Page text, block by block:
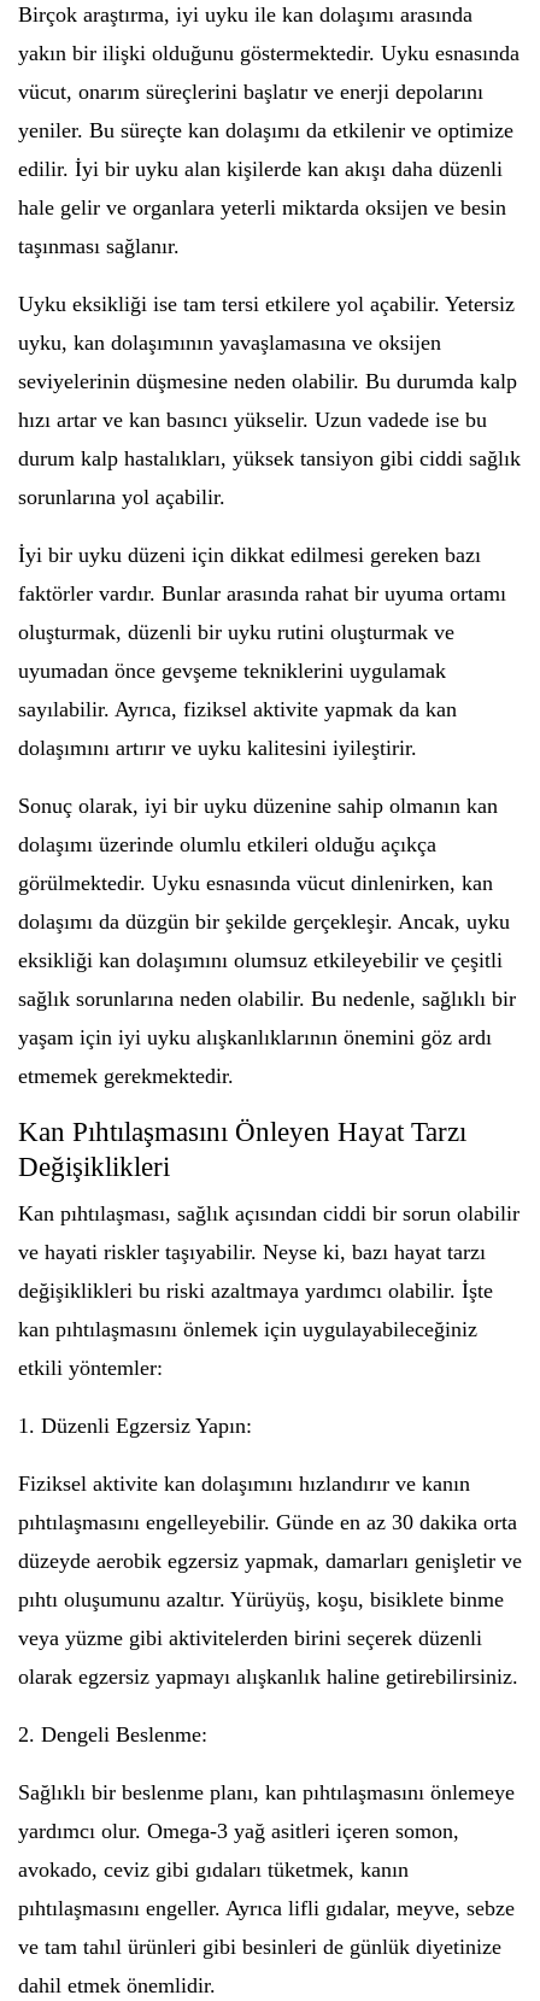
Birçok araştırma, iyi uyku ile kan dolaşımı arasında
yakın bir ilişki olduğunu göstermektedir. Uyku esnasında
vücut, onarım süreçlerini başlatır ve enerji depolarını
yeniler. Bu süreçte kan dolaşımı da etkilenir ve optimize
edilir. İyi bir uyku alan kişilerde kan akışı daha düzenli
hale gelir ve organlara yeterli miktarda oksijen ve besin
taşınması sağlanır.
Uyku eksikliği ise tam tersi etkilere yol açabilir. Yetersiz
uyku, kan dolaşımının yavaşlamasına ve oksijen
seviyelerinin düşmesine neden olabilir. Bu durumda kalp
hızı artar ve kan basıncı yükselir. Uzun vadede ise bu
durum kalp hastalıkları, yüksek tansiyon gibi ciddi sağlık
sorunlarına yol açabilir.
İyi bir uyku düzeni için dikkat edilmesi gereken bazı
faktörler vardır. Bunlar arasında rahat bir uyuma ortamı
oluşturmak, düzenli bir uyku rutini oluşturmak ve
uyumadan önce gevşeme tekniklerini uygulamak
sayılabilir. Ayrıca, fiziksel aktivite yapmak da kan
dolaşımını artırır ve uyku kalitesini iyileştirir.
Sonuç olarak, iyi bir uyku düzenine sahip olmanın kan
dolaşımı üzerinde olumlu etkileri olduğu açıkça
görülmektedir. Uyku esnasında vücut dinlenirken, kan
dolaşımı da düzgün bir şekilde gerçekleşir. Ancak, uyku
eksikliği kan dolaşımını olumsuz etkileyebilir ve çeşitli
sağlık sorunlarına neden olabilir. Bu nedenle, sağlıklı bir
yaşam için iyi uyku alışkanlıklarının önemini göz ardı
etmemek gerekmektedir.
Kan Pıhtılaşmasını Önleyen Hayat Tarzı
Değişiklikleri
Kan pıhtılaşması, sağlık açısından ciddi bir sorun olabilir
ve hayati riskler taşıyabilir. Neyse ki, bazı hayat tarzı
değişiklikleri bu riski azaltmaya yardımcı olabilir. İşte
kan pıhtılaşmasını önlemek için uygulayabileceğiniz
etkili yöntemler:
1. Düzenli Egzersiz Yapın:
Fiziksel aktivite kan dolaşımını hızlandırır ve kanın
pıhtılaşmasını engelleyebilir. Günde en az 30 dakika orta
düzeyde aerobik egzersiz yapmak, damarları genişletir ve
pıhtı oluşumunu azaltır. Yürüyüş, koşu, bisiklete binme
veya yüzme gibi aktivitelerden birini seçerek düzenli
olarak egzersiz yapmayı alışkanlık haline getirebilirsiniz.
2. Dengeli Beslenme:
Sağlıklı bir beslenme planı, kan pıhtılaşmasını önlemeye
yardımcı olur. Omega-3 yağ asitleri içeren somon,
avokado, ceviz gibi gıdaları tüketmek, kanın
pıhtılaşmasını engeller. Ayrıca lifli gıdalar, meyve, sebze
ve tam tahıl ürünleri gibi besinleri de günlük diyetinize
dahil etmek önemlidir.